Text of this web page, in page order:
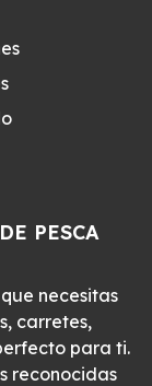
PESCA
necesitas
carretes,
para ti.
reconocidas